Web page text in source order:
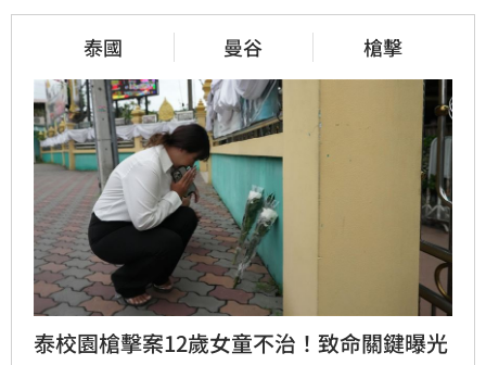
泰國 曼谷 槍擊
泰校園槍擊案12歲女童不治！致命關鍵曝光